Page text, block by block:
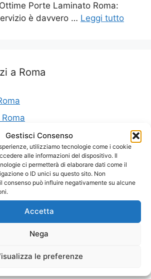
Gestisci Consenso
utilizziamo tecnologie come i cookie
alle informazioni del dispositivo. Il
ci permetterà di elaborare dati come il
o ID unici su questo sito. Non
consenso può influire negativamente su alcune
Accetta
Nega
le preferenze
Porte Laminato Roma:
è davvero … Leggi tutto
a Roma
Roma
Roma
Legno Roma
Vetro Roma